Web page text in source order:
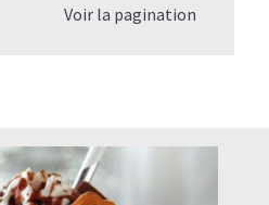
?
Voir la pagination